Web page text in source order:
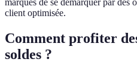
client optimisée.
Comment profiter
soldes ?